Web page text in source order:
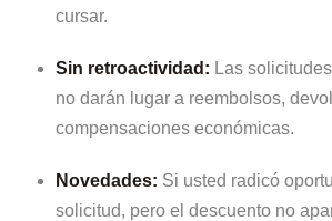
cursar.
Sin retroactividad: Las
no darán lugar a reembolsos,
compensaciones económicas.
Novedades: Si usted radicó
solicitud, pero el descuento no